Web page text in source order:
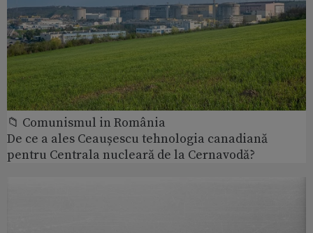
📁 Comunismul in România
De ce a ales Ceaușescu tehnologia canadiană
pentru Centrala nucleară de la Cernavodă?